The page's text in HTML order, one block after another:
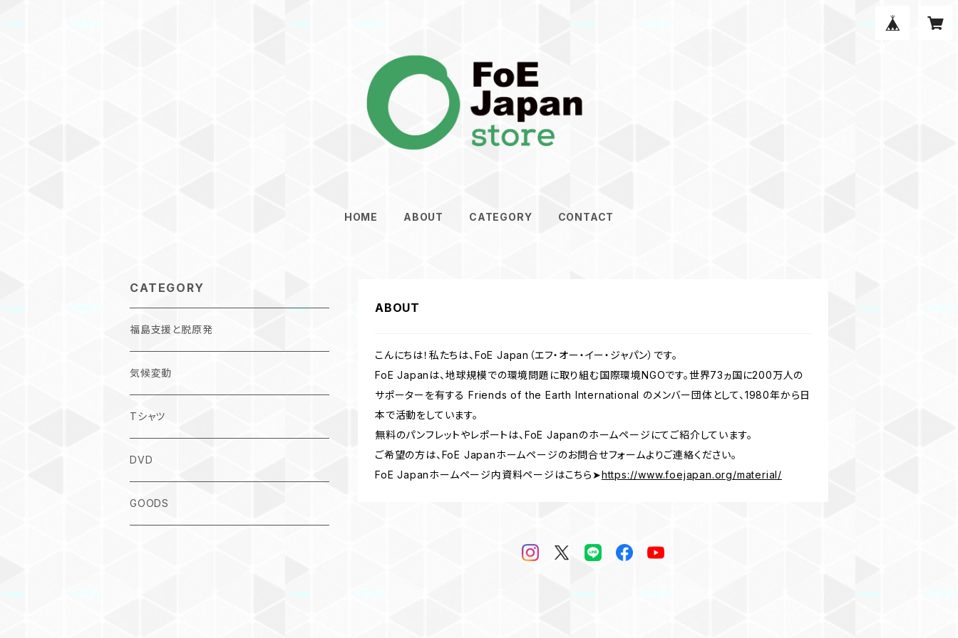
HOME ABOUT CATEGORY CONTACT
ABOUT
こんにちは！私たちは、FoE Japan（エフ・オー・イー・ジャパン）です。
FoE Japanは、地球規模での環境問題に取り組む国際環境NGOです。世界73ヵ国に200万人の
サポーターを有する Friends of the Earth International のメンバー団体として、1980年から日
本で活動をしています。
無料のパンフレットやレポートは、FoE Japanのホームページにてご紹介しています。
ご希望の方は、FoE Japanホームページのお問合せフォームよりご連絡ください。
FoE Japanホームページ内資料ページはこちら➤https://www.foejapan.org/material/
CATEGORY
福島支援と脱原発
気候変動
Tシャツ
DVD
GOODS